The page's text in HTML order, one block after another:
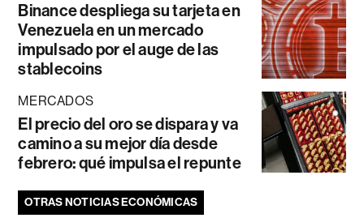
Binance despliega su tarjeta en
Venezuela en un mercado
impulsado por el auge de las
stablecoins
MERCADOS
El precio del oro se dispara y va
camino a su mejor día desde
febrero: qué impulsa el repunte
OTRAS NOTICIAS ECONÓMICAS